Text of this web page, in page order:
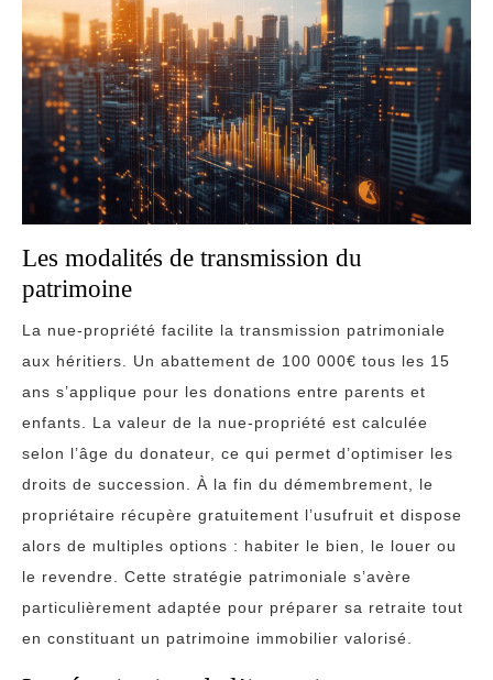
Les modalités de transmission du
patrimoine
La nue-propriété facilite la transmission patrimoniale
aux héritiers. Un abattement de 100 000€ tous les 15
ans s’applique pour les donations entre parents et
enfants. La valeur de la nue-propriété est calculée
selon l’âge du donateur, ce qui permet d’optimiser les
droits de succession. À la fin du démembrement, le
propriétaire récupère gratuitement l’usufruit et dispose
alors de multiples options : habiter le bien, le louer ou
le revendre. Cette stratégie patrimoniale s’avère
particulièrement adaptée pour préparer sa retraite tout
en constituant un patrimoine immobilier valorisé.